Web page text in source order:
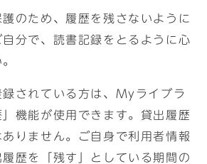
のため、履歴を残さないように
自分で、読書記録をとるように心
録されている方は、Myライブラ
」機能が使用できます。貸出履歴
りません。ご自身で利用者情報
歴を「残す」としている期間の